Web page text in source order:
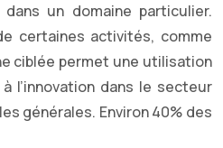
un domaine particulier.
certaines activités, comme
ciblée permet une utilisation
l’innovation dans le secteur
générales. Environ 40% des